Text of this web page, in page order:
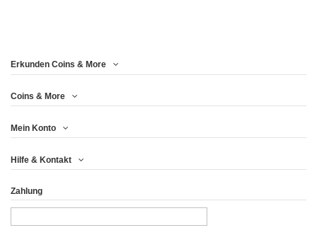
Auflage :
2018 TUVALU...
58,29 € 58,29 €
Erkunden Coins & More
Coins & More
Mein Konto
Hilfe & Kontakt
Zahlung